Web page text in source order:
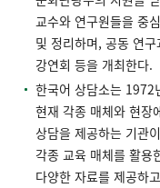
교수와 연구원들을 중
및 정리하며, 공동 연
강연회 등을 개최한다.
한국어 상담소는 1972
현재 각종 매체와 현장
상담을 제공하는 기관
각종 교육 매체를 활용
다양한 자료를 제공하